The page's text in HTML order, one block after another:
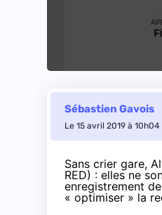
Sébastien Gavois
Le 15 avril 2019 à 10h04
Sans crier gare,
RED) : elles ne
enregistrement
« optimiser » la